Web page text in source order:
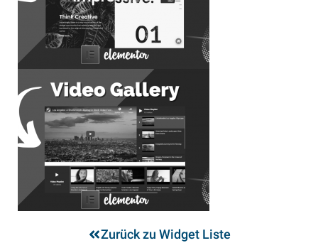
Zurück zu Widget Liste